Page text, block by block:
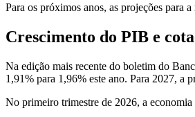
Para os próximos anos, as projeções para a
Crescimento do PIB e
Na edição mais recente do boletim do
1,91% para 1,96% este ano. Para 2027, a
No primeiro trimestre de 2026, a